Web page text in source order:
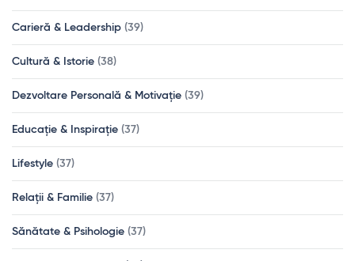
Carieră & Leadership (39)
Cultură & Istorie (38)
Dezvoltare Personală & Motivație (39)
Educație & Inspirație (37)
Lifestyle (37)
Relații & Familie (37)
Sănătate & Psihologie (37)